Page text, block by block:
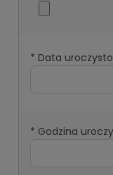
* Data
* Godzina